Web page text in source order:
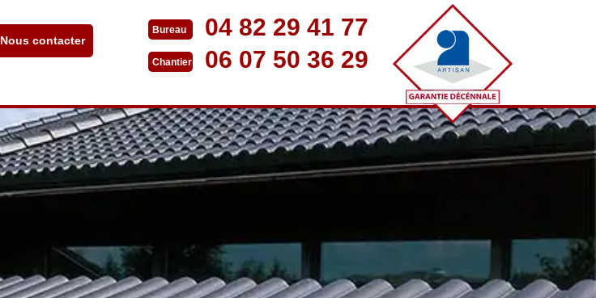
Nous contacter
Bureau 04 82 29 41 77
Chantier 06 07 50 36 29